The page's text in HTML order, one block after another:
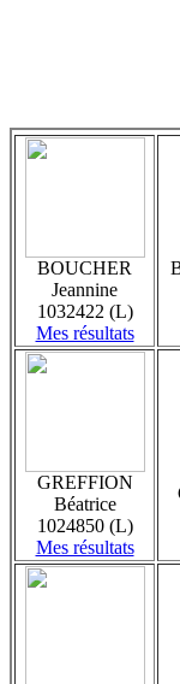
BOUCHER
Jeannine
1032422 (L)
Mes résultats
GREFFION
Béatrice
1024850 (L)
Mes résultats